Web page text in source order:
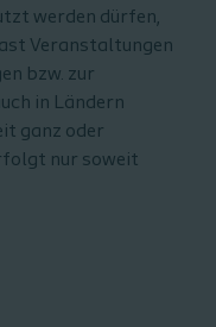
werden dürfen,
Veranstaltungen
bzw. zur
in Ländern
ganz oder
nur soweit